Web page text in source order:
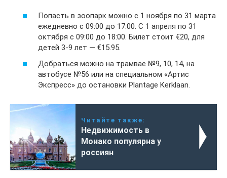
Попасть в зоопарк можно с 1 ноября по 31 марта
ежедневно с 09:00 до 17:00. С 1 апреля по 31
октября с 09:00 до 18:00. Билет стоит €20, для
детей 3-9 лет — €15.95.
Добраться можно на трамвае №9, 10, 14, на
автобусе №56 или на специальном «Артис
Экспресс» до остановки Plantage Kerklaan.
Читайте также:
Недвижимость в
Монако популярна у
россиян